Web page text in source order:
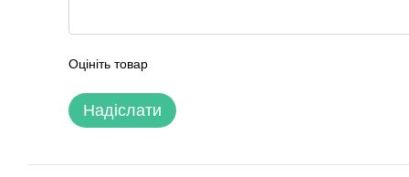
Оцініть товар
Надіслати